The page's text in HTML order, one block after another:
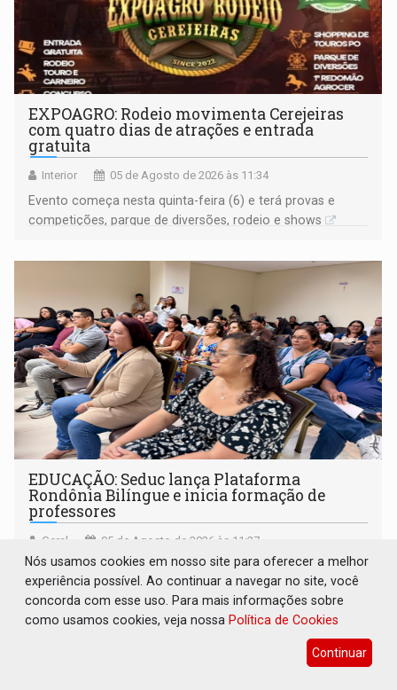
EXPOAGRO: Rodeio movimenta Cerejeiras
com quatro dias de atrações e entrada
gratuita
Interior 05 de Agosto de 2026 às 11:34
Evento começa nesta quinta-feira (6) e terá provas e
competições, parque de diversões, rodeio e shows
EDUCAÇÃO: Seduc lança Plataforma
Rondônia Bilíngue e inicia formação de
professores
Geral 05 de Agosto de 2026 às 11:27
Ferramenta amplia o ensino de Inglês e Espanhol na rede
estadual e começa a ser implantada com capacitação de
docentes em todas as regionais de educação
Nós usamos cookies em nosso site para oferecer a melhor
experiência possível. Ao continuar a navegar no site, você
concorda com esse uso. Para mais informações sobre
como usamos cookies, veja nossa Política de Cookies
Continuar